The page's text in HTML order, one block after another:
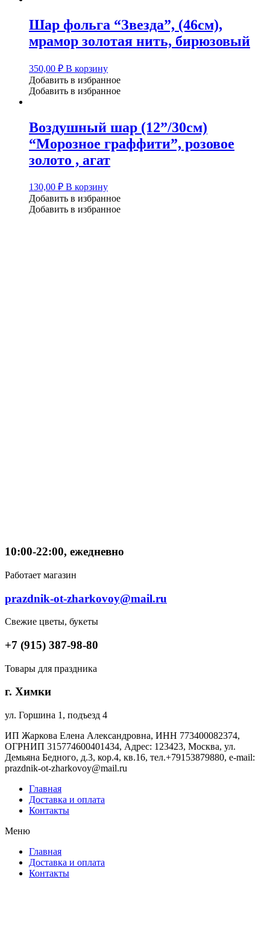
Шар фольга “Звезда”, (46см),
мрамор золотая нить, бирюзовый
350,00 ₽ В корзину
Добавить в избранное
Добавить в избранное
Воздушный шар (12”/30см)
“Морозное граффити”, розовое
золото , агат
130,00 ₽ В корзину
Добавить в избранное
Добавить в избранное
10:00-22:00, ежедневно
Работает магазин
prazdnik-ot-zharkovoy@mail.ru
Свежие цветы, букеты
+7 (915) 387-98-80
Товары для праздника
г. Химки
ул. Горшина 1, подъезд 4
ИП Жаркова Елена Александровна, ИНН 773400082374,
ОГРНИП 315774600401434, Адрес: 123423, Москва, ул.
Демьяна Бедного, д.3, кор.4, кв.16, тел.+79153879880, e-mail:
prazdnik-ot-zharkovoy@mail.ru
Главная
Доставка и оплата
Контакты
Меню
Главная
Доставка и оплата
Контакты